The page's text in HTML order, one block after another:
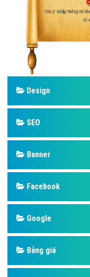
Design
SEO
Banner
Facebook
Google
Bảng giá